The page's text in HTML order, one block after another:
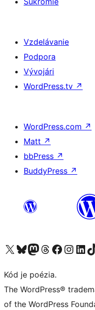
Vzdelávanie
Podpora
Vývojári
WordPress.tv ↗
WordPress.com ↗
Matt ↗
bbPress ↗
BuddyPress ↗
Navštívte náš účet na X (predtým Twitter)
Navštívte náš účet na platforme Bluesky
Navštívte náš účet na Mastodone
Navštívte náš účet na platforme Threads
Navštívte našu stránku na
Navštívte náš
Navštívte
Kód je poézia.
The WordPress®
of the WordPress